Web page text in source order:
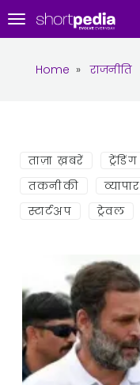
Toggle
navigation
Home » राजनीति
ताज़ा ख़बरें ट्रेंडिंग
तकनीकी
व्यापार
स्टार्टअप
ट्रेवल